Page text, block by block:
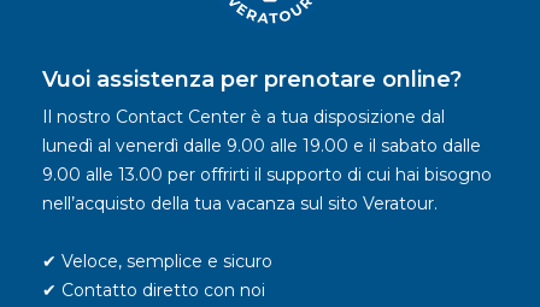
Vuoi assistenza per prenotare online?
Il nostro Contact Center è a tua disposizione dal
lunedì al venerdì dalle 9.00 alle 19.00 e il sabato dalle
9.00 alle 13.00 per offrirti il supporto di cui hai bisogno
nell’acquisto della tua vacanza sul sito Veratour.
✔ Veloce, semplice e sicuro
✔ Contatto diretto con noi